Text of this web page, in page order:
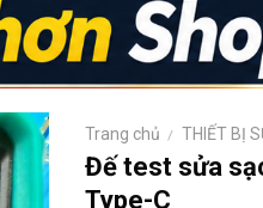
Trang chủ / THIẾT BỊ
Đế test sửa
Type-C